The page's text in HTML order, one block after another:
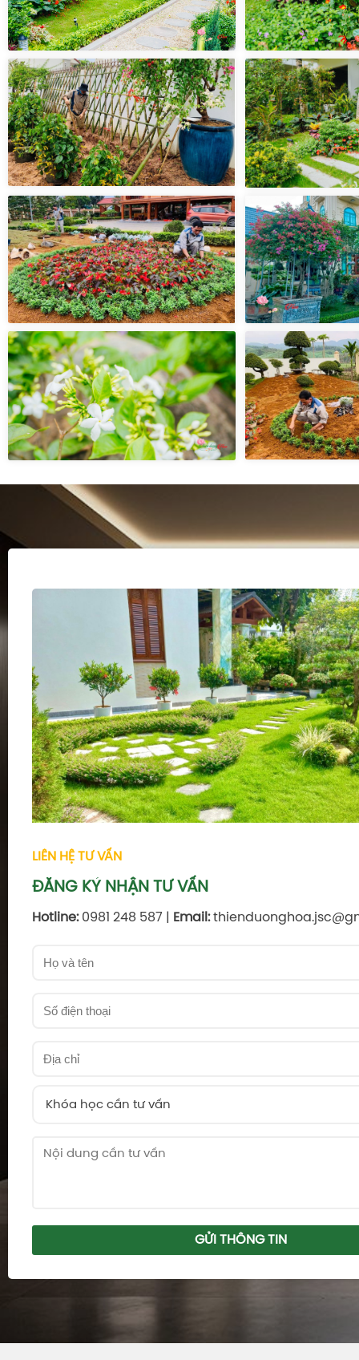
LIÊN HỆ TƯ VẤN
ĐĂNG KÝ NHẬN TƯ VẤN
Hotline:0981 248 587 | Email:
Khóa học cần tư vấn
GỬI THÔNG TIN